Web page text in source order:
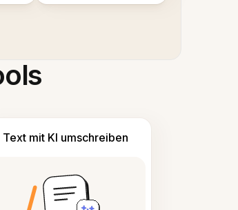
Text mit KI umschreiben